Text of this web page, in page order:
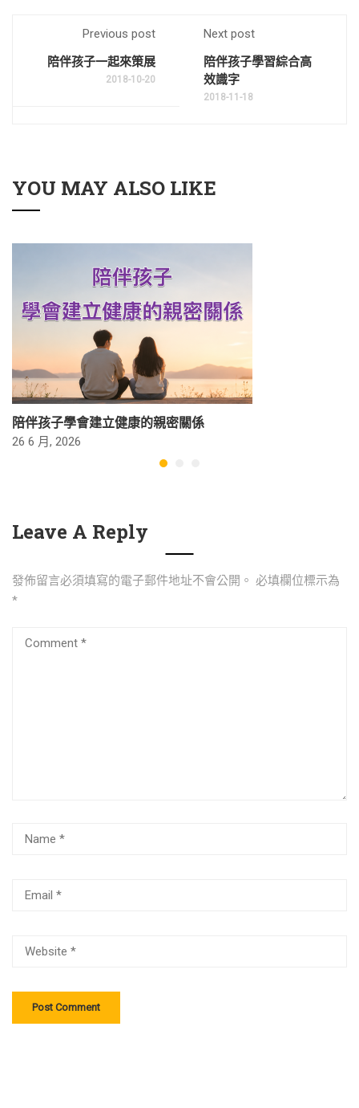
Previous post
陪伴孩子一起來策展
2018-10-20
Next post
陪伴孩子學習綜合高
效識字
2018-11-18
YOU MAY ALSO LIKE
陪伴孩子學會建立健康的親密關係
26 6 月, 2026
Leave A Reply
發佈留言必須填寫的電子郵件地址不會公開。 必填欄位標示為
*